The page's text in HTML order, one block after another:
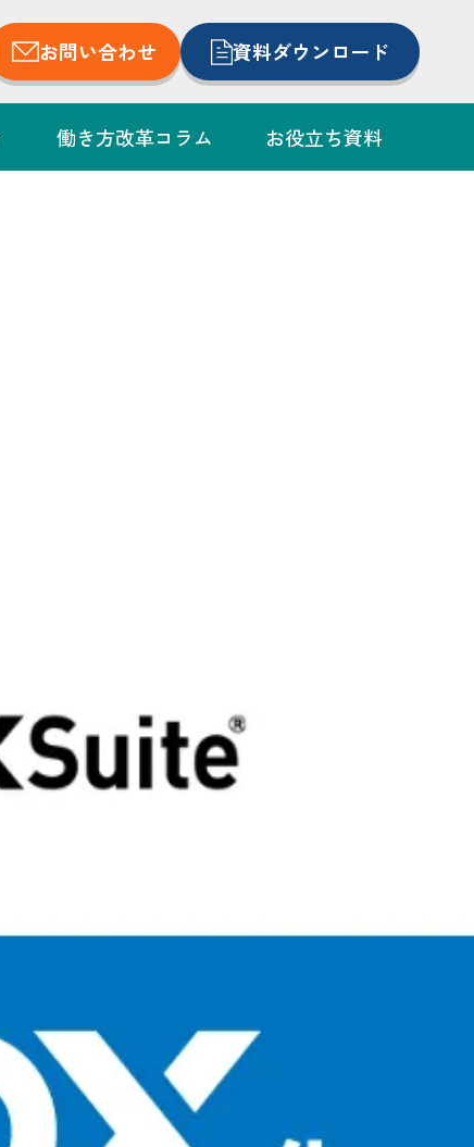
お問い合わせ 資料ダウンロード
働き方改革コラム お役立ち資料